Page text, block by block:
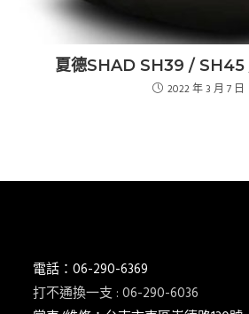
夏德SHAD SH39 /
2022 年 3 月 7 日
電話：06-290-6369
打不通換一支 : 06-290-6036